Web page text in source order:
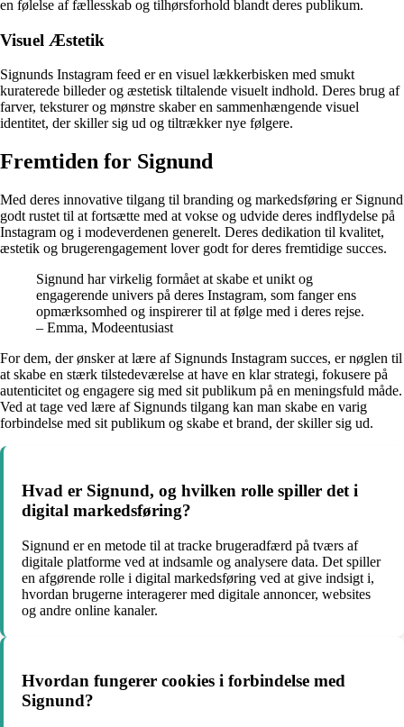
en følelse af fællesskab og tilhørsforhold blandt deres publikum.
Visuel Æstetik
Signunds Instagram feed er en visuel lækkerbisken med smukt
kuraterede billeder og æstetisk tiltalende visuelt indhold. Deres brug af
farver, teksturer og mønstre skaber en sammenhængende visuel
identitet, der skiller sig ud og tiltrækker nye følgere.
Fremtiden for Signund
Med deres innovative tilgang til branding og markedsføring er Signund
godt rustet til at fortsætte med at vokse og udvide deres indflydelse på
Instagram og i modeverdenen generelt. Deres dedikation til kvalitet,
æstetik og brugerengagement lover godt for deres fremtidige succes.
Signund har virkelig formået at skabe et unikt og
engagerende univers på deres Instagram, som fanger ens
opmærksomhed og inspirerer til at følge med i deres rejse.
– Emma, Modeentusiast
For dem, der ønsker at lære af Signunds Instagram succes, er nøglen til
at skabe en stærk tilstedeværelse at have en klar strategi, fokusere på
autenticitet og engagere sig med sit publikum på en meningsfuld måde.
Ved at tage ved lære af Signunds tilgang kan man skabe en varig
forbindelse med sit publikum og skabe et brand, der skiller sig ud.
Hvad er Signund, og hvilken rolle spiller det i
digital markedsføring?
Signund er en metode til at tracke brugeradfærd på tværs af
digitale platforme ved at indsamle og analysere data. Det spiller
en afgørende rolle i digital markedsføring ved at give indsigt i,
hvordan brugerne interagerer med digitale annoncer, websites
og andre online kanaler.
Hvordan fungerer cookies i forbindelse med
Signund?